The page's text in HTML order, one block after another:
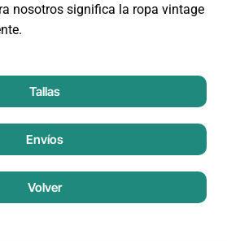
nosotros significa la ropa vintage
Tallas
Envíos
Volver